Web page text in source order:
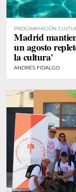
PROGRAMACIÓN
Madrid
un agosto
la cultura'
ANDRÉS FIDALGO